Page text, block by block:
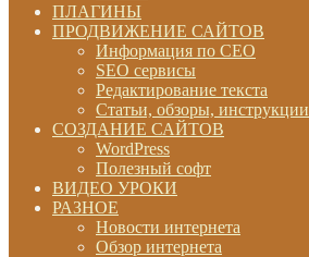
ПЛАГИНЫ
ПРОДВИЖЕНИЕ САЙТОВ
Информация по СЕО
SEO сервисы
Редактирование текста
Статьи, обзоры, инструкции
СОЗДАНИЕ САЙТОВ
WordPress
Полезный софт
ВИДЕО УРОКИ
РАЗНОЕ
Новости интернета
Обзор интернета